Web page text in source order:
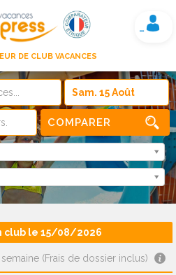
DE CLUB VACANCES
Mon compte
COMPARER
club le 15/08/2026
(Frais de dossier inclus)